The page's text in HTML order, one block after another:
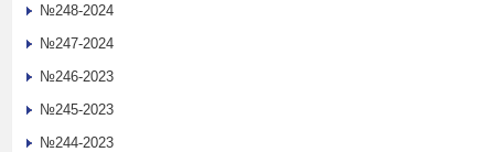
№248-2024
№247-2024
№246-2023
№245-2023
№244-2023